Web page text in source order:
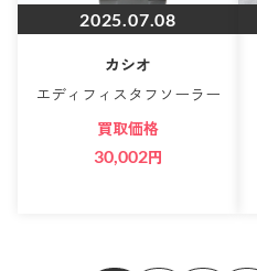
2025.07.08
カシオ
エディフィスタフソーラー
買取価格
30,002円